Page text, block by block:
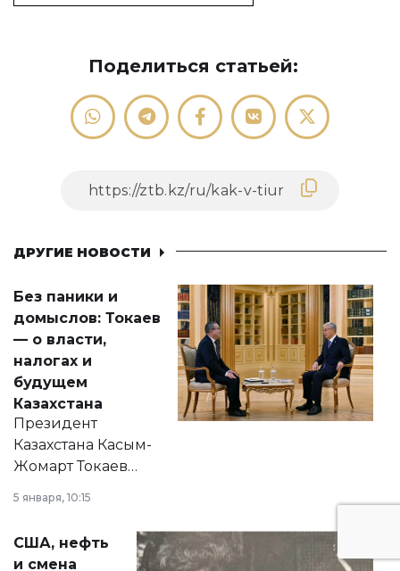
Поделиться статьей:
ДРУГИЕ НОВОСТИ
Без паники и
домыслов: Токаев
— о власти,
налогах и
будущем
Казахстана
Президент
Казахстана Касым-
Жомарт Токаев
сразу несколько
актуальных тем —
от слухов о
5 января, 10:15
США, нефть
и смена